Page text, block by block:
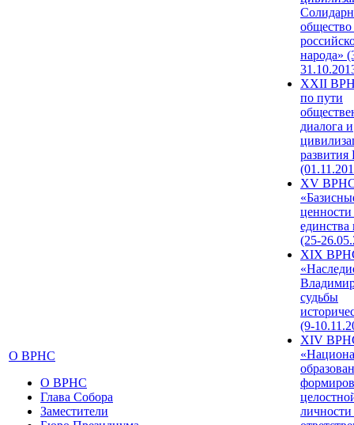
О ВРНС
О ВРНС
Глава Собора
Заместители
народа»
XXII
по пути
диалога и
развития
XV
единства
(25-
XIX
судьбы
(9-
XIV